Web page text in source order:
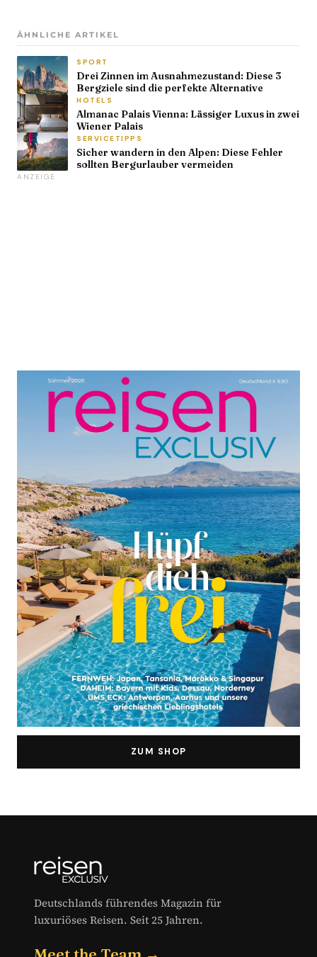
ZUM SHOP
ÄHNLICHE ARTIKEL
SPORT
Drei Zinnen im Ausnahmezustand: Diese 3
Bergziele sind die perfekte Alternative
HOTELS
Almanac Palais Vienna: Lässiger Luxus in zwei
Wiener Palais
SERVICETIPPS
Sicher wandern in den Alpen: Diese Fehler
sollten Bergurlauber vermeiden
ANZEIGE
Deutschlands führendes Magazin für
luxuriöses Reisen. Seit 25 Jahren.